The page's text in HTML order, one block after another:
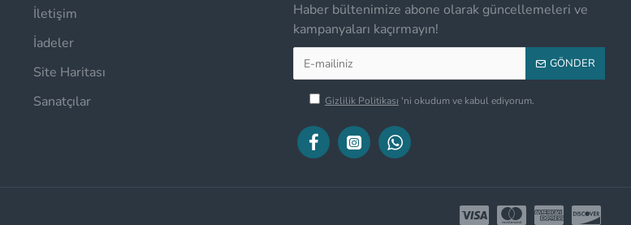
İletişim
İadeler
Site Haritası
Sanatçılar
Haber bültenimize abone olarak güncellemeleri ve
kampanyaları kaçırmayın!
GÖNDER
Gizlilik Politikası 'ni okudum ve kabul ediyorum.